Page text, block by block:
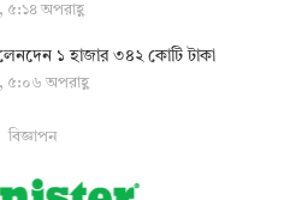
অপরাহ্ণ
১ হাজার ৩৪২ কোটি টাকা
৫:০৬ অপরাহ্ণ
বিজ্ঞাপন